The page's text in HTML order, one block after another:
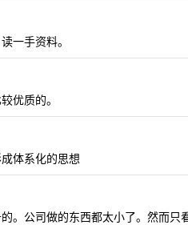
一手资料。
优质的。
体系化的思想
。公司做的东西都太小了。然而